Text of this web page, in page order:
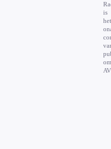
is
het